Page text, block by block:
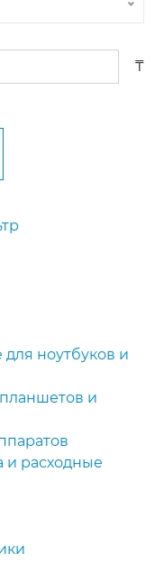
₸
ноутбуков и
и
и расходные